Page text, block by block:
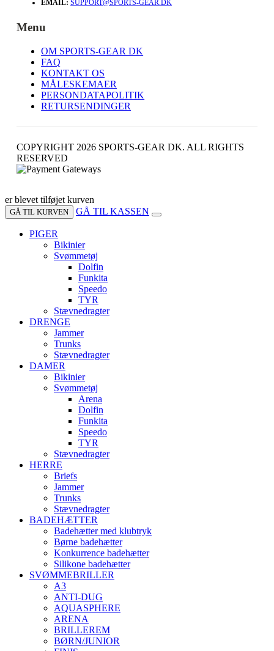
EMAIL: SUPPORT@SPORTS-GEAR.DK
Menu
OM SPORTS-GEAR DK
FAQ
KONTAKT OS
MÅLESKEMAER
PERSONDATAPOLITIK
RETURSENDINGER
COPYRIGHT 2026 SPORTS-GEAR DK. ALL RIGHTS
RESERVED
er blevet tilføjet kurven
GÅ TIL KURVEN GÅ TIL KASSEN
PIGER
Bikinier
Svømmetøj
Dolfin
Funkita
Speedo
TYR
Stævnedragter
DRENGE
Jammer
Trunks
Stævnedragter
DAMER
Bikinier
Svømmetøj
Arena
Dolfin
Funkita
Speedo
TYR
Stævnedragter
HERRE
Briefs
Jammer
Trunks
Stævnedragter
BADEHÆTTER
Badehætter med klubtryk
Børne badehætter
Konkurrence badehætter
Silikone badehætter
SVØMMEBRILLER
A3
ANTI-DUG
AQUASPHERE
ARENA
BRILLEREM
BØRN/JUNIOR